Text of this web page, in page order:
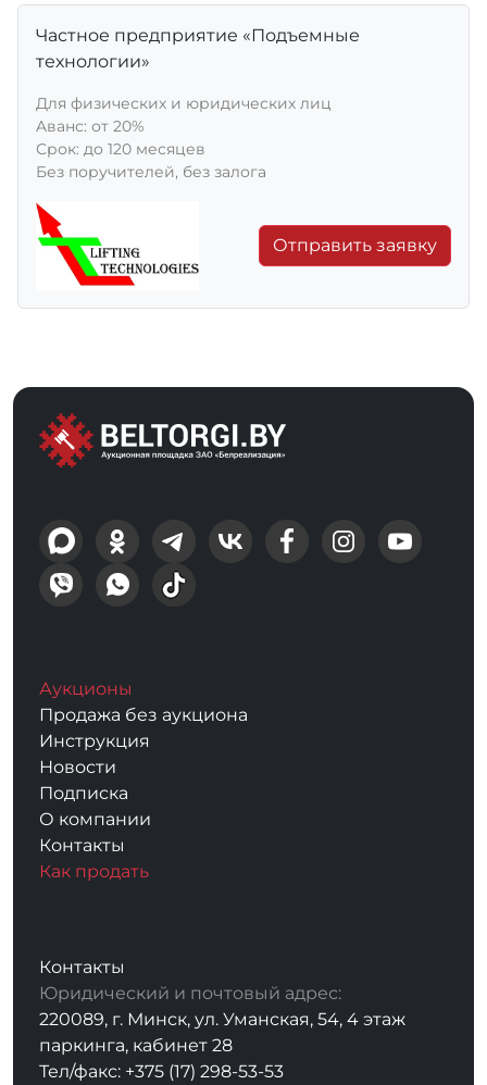
Частное предприятие «Подъемные
технологии»
Для физических и юридических лиц
Aванс: от 20%
Срок: до 120 месяцев
Без поручителей, без залога
Отправить заявку
Аукционы
Продажа без аукциона
Инструкция
Новости
Подписка
О компании
Контакты
Как продать
Контакты
Юридический и почтовый адрес:
220089, г. Минск, ул. Уманская, 54, 4 этаж
паркинга, кабинет 28
Тел/факс: +375 (17) 298-53-53